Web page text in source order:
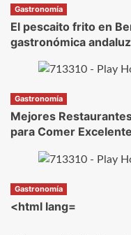
Gastronomía
El pescaito frito en
gastronómica
Gastronomía
Mejores
para Comer Excelente
Gastronomía
<html lang=